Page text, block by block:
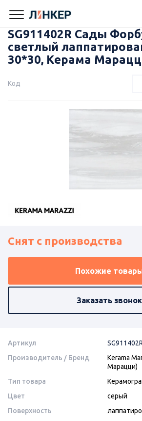
SG911402R Сады
светлый
30*30, Керама
Код
Снят с производства
Похожие
Заказать звонок
Артикул
Производитель / Бренд
Kerama
Марацци)
Тип товара
Цвет
серый
Поверхность